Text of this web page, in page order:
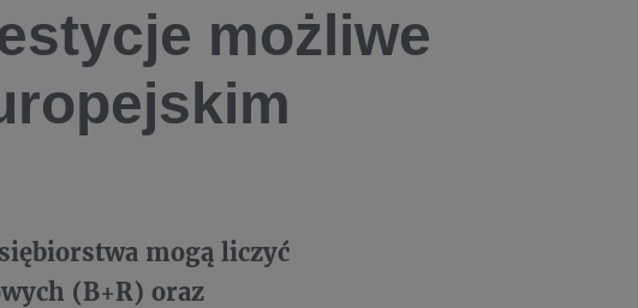
możliwe
mogą liczyć
(B+R) oraz